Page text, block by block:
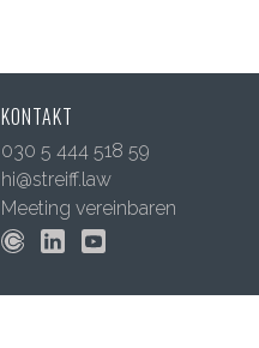
KONTAKT
030 5 444 518 59
hi@streiff.law
Meeting vereinbaren